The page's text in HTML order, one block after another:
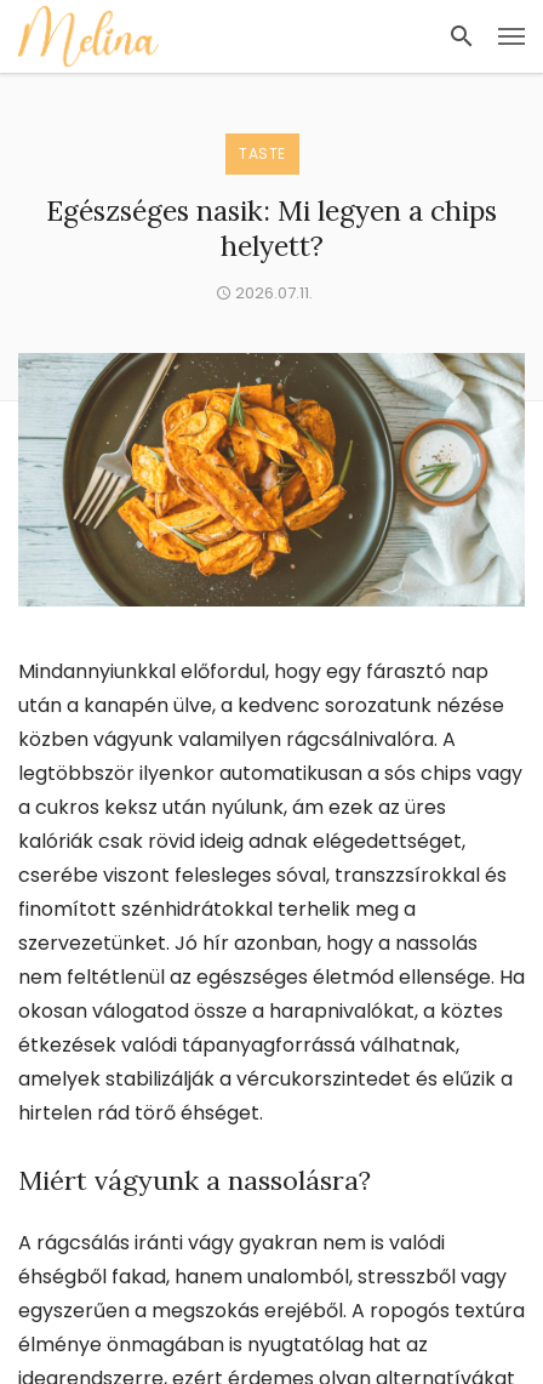
TASTE
Egészséges nasik: Mi legyen a chips
helyett?
2026.07.11.
Mindannyiunkkal előfordul, hogy egy fárasztó nap
után a kanapén ülve, a kedvenc sorozatunk nézése
közben vágyunk valamilyen rágcsálnivalóra. A
legtöbbször ilyenkor automatikusan a sós chips vagy
a cukros keksz után nyúlunk, ám ezek az üres
kalóriák csak rövid ideig adnak elégedettséget,
cserébe viszont felesleges sóval, transzzsírokkal és
finomított szénhidrátokkal terhelik meg a
szervezetünket. Jó hír azonban, hogy a nassolás
nem feltétlenül az egészséges életmód ellensége. Ha
okosan válogatod össze a harapnivalókat, a köztes
étkezések valódi tápanyagforrássá válhatnak,
amelyek stabilizálják a vércukorszintedet és elűzik a
hirtelen rád törő éhséget.
Miért vágyunk a nassolásra?
A rágcsálás iránti vágy gyakran nem is valódi
éhségből fakad, hanem unalomból, stresszből vagy
egyszerűen a megszokás erejéből. A ropogós textúra
élménye önmagában is nyugtatólag hat az